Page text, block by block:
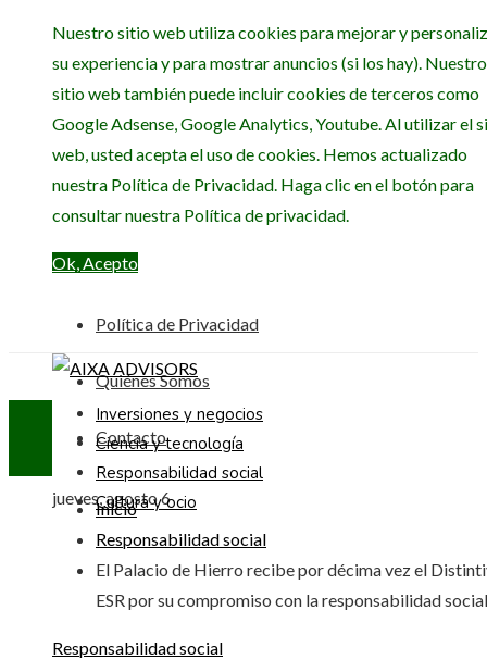
Nuestro sitio web utiliza cookies para mejorar y
su experiencia y para mostrar anuncios (si los hay). Nuestro
sitio web también puede incluir cookies de terceros como
Google Adsense, Google Analytics, Youtube. Al utilizar el
web, usted acepta el uso de cookies. Hemos actualizado
nuestra Política de Privacidad. Haga clic en el botón para
consultar nuestra Política de privacidad.
Ok, Acepto
Política de Privacidad
Quiénes Somos
Contacto
jueves, agosto 6
Inversiones y negocios
Ciencia y tecnología
Responsabilidad social
Cultura y ocio
Inicio
Responsabilidad social
El Palacio de Hierro recibe por décima vez el
ESR por su compromiso con la responsabilidad social
Responsabilidad social